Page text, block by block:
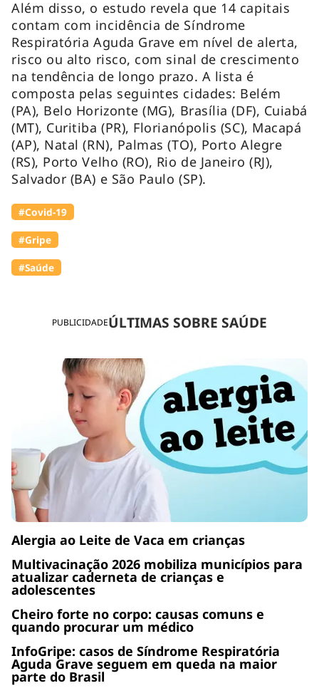
PUBLICIDADEÚLTIMAS SOBRE SAÚDE
Alergia ao Leite de Vaca em crianças
Multivacinação 2026 mobiliza municípios para
atualizar caderneta de crianças e
adolescentes
Cheiro forte no corpo: causas comuns e
quando procurar um médico
InfoGripe: casos de Síndrome Respiratória
Aguda Grave seguem em queda na maior
parte do Brasil
Além disso, o estudo revela que 14 capitais
contam com incidência de Síndrome
Respiratória Aguda Grave em nível de alerta,
risco ou alto risco, com sinal de crescimento
na tendência de longo prazo. A lista é
composta pelas seguintes cidades: Belém
(PA), Belo Horizonte (MG), Brasília (DF), Cuiabá
(MT), Curitiba (PR), Florianópolis (SC), Macapá
(AP), Natal (RN), Palmas (TO), Porto Alegre
(RS), Porto Velho (RO), Rio de Janeiro (RJ),
Salvador (BA) e São Paulo (SP).
#Covid-19
#Gripe
#Saúde